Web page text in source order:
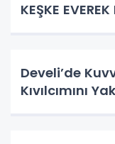
KEŞKE
Develi’de
Kıvılcımını